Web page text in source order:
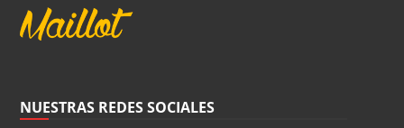
NUESTRAS REDES SOCIALES